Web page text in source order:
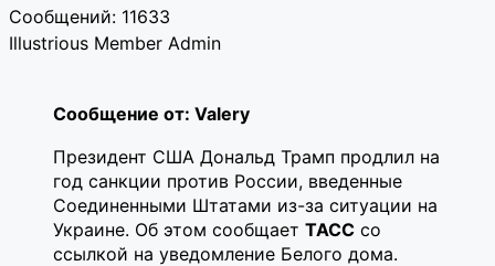
Сообщений: 11633
Illustrious Member Admin
Сообщение от: Valery
Президент США Дональд Трамп продлил на
год санкции против России, введенные
Соединенными Штатами из-за ситуации на
Украине. Об этом сообщает ТАСС со
ссылкой на уведомление Белого дома.